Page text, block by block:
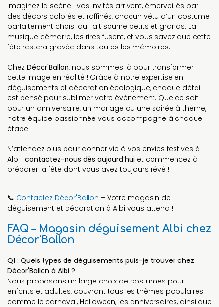
Imaginez la scène : vos invités arrivent, émerveillés par
des décors colorés et raffinés, chacun vêtu d’un costume
parfaitement choisi qui fait sourire petits et grands. La
musique démarre, les rires fusent, et vous savez que cette
fête restera gravée dans toutes les mémoires.
Chez Décor'Ballon, nous sommes là pour transformer
cette image en réalité ! Grâce à notre expertise en
déguisements et décoration écologique, chaque détail
est pensé pour sublimer votre événement. Que ce soit
pour un anniversaire, un mariage ou une soirée à thème,
notre équipe passionnée vous accompagne à chaque
étape.
N’attendez plus pour donner vie à vos envies festives à
Albi : contactez-nous dès aujourd’hui et commencez à
préparer la fête dont vous avez toujours rêvé !
📞 Contactez Décor'Ballon – Votre magasin de
déguisement et décoration à Albi vous attend !
FAQ – Magasin déguisement Albi chez
Décor'Ballon
Q1 : Quels types de déguisements puis-je trouver chez
Décor'Ballon à Albi ?
Nous proposons un large choix de costumes pour
enfants et adultes, couvrant tous les thèmes populaires
comme le carnaval, Halloween, les anniversaires, ainsi que